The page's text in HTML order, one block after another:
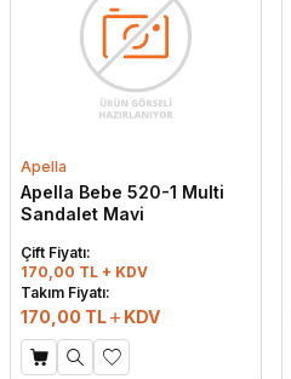
Apella
Apella Bebe 520-1 Multi
Sandalet Mavi
Çift Fiyatı:
170,00 TL + KDV
Takım Fiyatı:
170,00 TL KDV